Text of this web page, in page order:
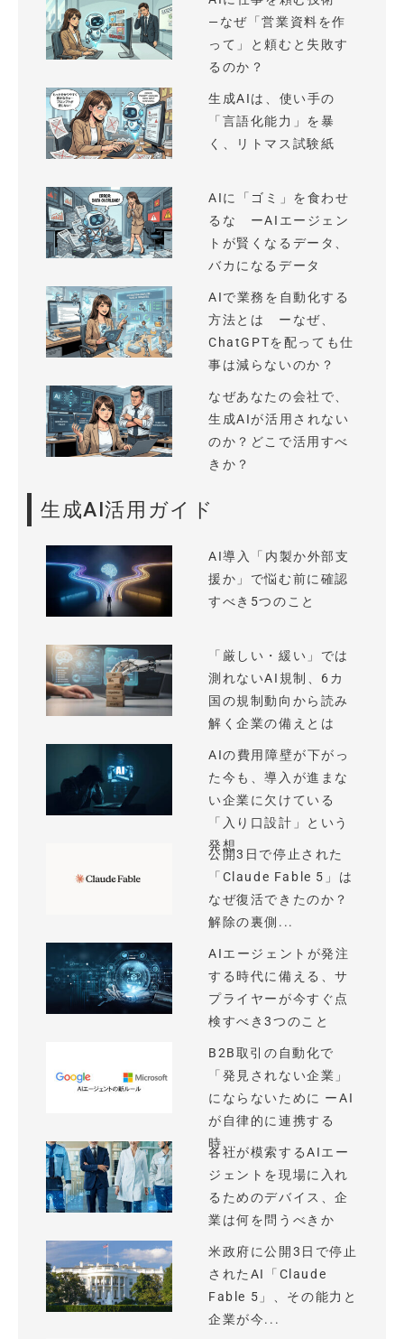
—なぜ「営業資料を作
って」と頼むと失敗す
るのか？
生成AIは、使い手の
「言語化能力」を暴
く、リトマス試験紙
AIに「ゴミ」を食わせ
るな ーAIエージェン
トが賢くなるデータ、
バカになるデータ
AIで業務を自動化する
方法とは ーなぜ、
ChatGPTを配っても仕
事は減らないのか？
なぜあなたの会社で、
生成AIが活用されない
のか？どこで活用すべ
きか？
生成AI活用ガイド
AI導入「内製か外部支
援か」で悩む前に確認
すべき5つのこと
「厳しい・緩い」では
測れないAI規制、6カ
国の規制動向から読み
解く企業の備えとは
AIの費用障壁が下がっ
た今も、導入が進まな
い企業に欠けている
「入り口設計」という
発想
公開3日で停止された
「Claude Fable 5」は
なぜ復活できたのか？
解除の裏側...
AIエージェントが発注
する時代に備える、サ
プライヤーが今すぐ点
検すべき3つのこと
B2B取引の自動化で
「発見されない企業」
にならないために ーAI
が自律的に連携する
時...
各社が模索するAIエー
ジェントを現場に入れ
るためのデバイス、企
業は何を問うべきか
米政府に公開3日で停止
されたAI「Claude
Fable 5」、その能力と
企業が今...